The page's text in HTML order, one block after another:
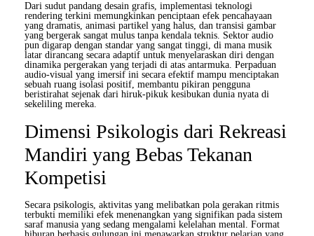
Dari sudut pandang desain grafis, implementasi teknologi
rendering terkini memungkinkan penciptaan efek pencahayaan
yang dramatis, animasi partikel yang halus, dan transisi gambar
yang bergerak sangat mulus tanpa kendala teknis. Sektor audio
pun digarap dengan standar yang sangat tinggi, di mana musik
latar dirancang secara adaptif untuk menyelaraskan diri dengan
dinamika pergerakan yang terjadi di atas antarmuka. Perpaduan
audio-visual yang imersif ini secara efektif mampu menciptakan
sebuah ruang isolasi positif, membantu pikiran pengguna
beristirahat sejenak dari hiruk-pikuk kesibukan dunia nyata di
sekeliling mereka.
Dimensi Psikologis dari Rekreasi
Mandiri yang Bebas Tekanan
Kompetisi
Secara psikologis, aktivitas yang melibatkan pola gerakan ritmis
terbukti memiliki efek menenangkan yang signifikan pada sistem
saraf manusia yang sedang mengalami kelelahan mental. Format